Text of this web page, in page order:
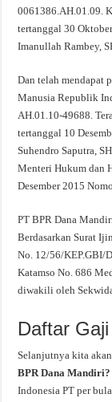
0061386.AH.01.09.
tertanggal 30
Imanullah Rambey,
Dan telah mendapat
Manusia Republik
AH.01.10-49688.
tertanggal 10
Suhendro Saputra,
Menteri Hukum dan
Desember 2015
PT BPR Dana
Berdasarkan Surat
No. 12/56/KEP.GBI/
Katamso No. 686
diwakili oleh
Daftar
Selanjutnya kita
BPR Dana
Indonesia PT per